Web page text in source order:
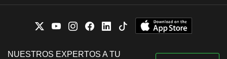
NUESTROS EXPERTOS A TU